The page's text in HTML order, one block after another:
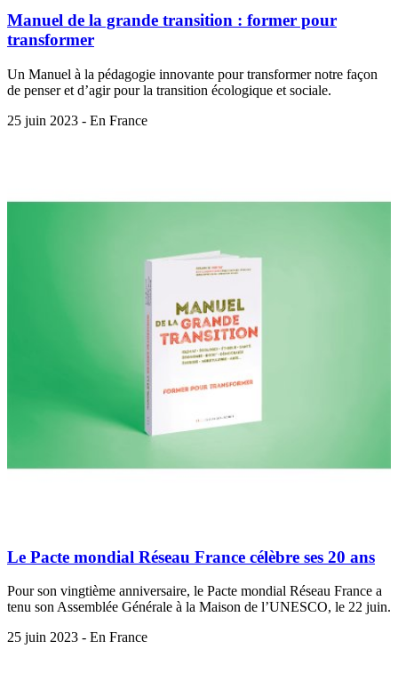
Manuel de la grande transition : former pour
transformer
Un Manuel à la pédagogie innovante pour transformer notre façon
de penser et d’agir pour la transition écologique et sociale.
25 juin 2023 - En France
Le Pacte mondial Réseau France célèbre ses 20 ans
Pour son vingtième anniversaire, le Pacte mondial Réseau France a
tenu son Assemblée Générale à la Maison de l’UNESCO, le 22 juin.
25 juin 2023 - En France